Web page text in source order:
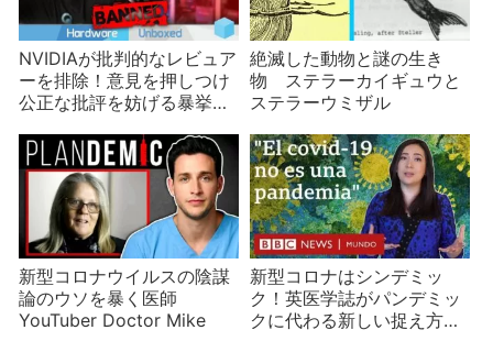
NVIDIAが批判的なレビュア
ーを排除！意見を押しつけ
公正な批評を妨げる暴挙に
絶滅した動物と謎の生き
物 ステラーカイギュウと
ステラーウミザル
新型コロナウイルスの陰謀
論のウソを暴く医師
YouTuber Doctor Mike
新型コロナはシンデミッ
ク！英医学誌がパンデミッ
クに代わる新しい捉え方を